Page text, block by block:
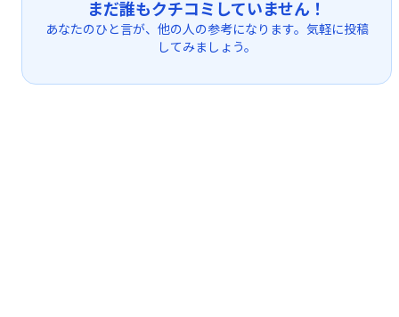
まだ誰もクチコミしていません！
あなたのひと言が、他の人の参考になります。気軽に投稿
してみましょう。